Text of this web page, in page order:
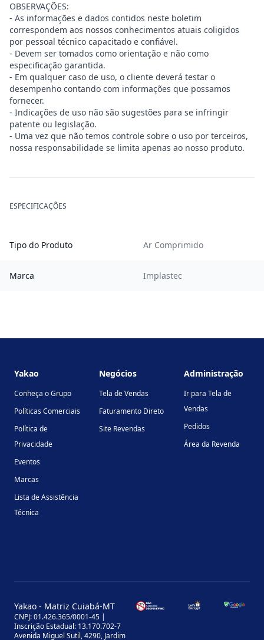
OBSERVAÇÕES:
- As informações e dados contidos neste boletim
correspondem aos nossos conhecimentos atuais coligidos
por pessoal técnico capacitado e confiável.
- Devem ser tomados como orientação e não como
especificação garantida.
- Em qualquer caso de uso, o cliente deverá testar o
desempenho contando com informações que possamos
fornecer.
- Indicações de uso não são sugestões para se infringir
patente ou legislação.
- Uma vez que não temos controle sobre o uso por terceiros,
nossa responsabilidade se limita apenas ao nosso produto.
ESPECIFICAÇÕES
Tipo do Produto Ar Comprimido
Marca Implastec
Yakao
Conheça o Grupo
Políticas Comerciais
Política de
Privacidade
Eventos
Marcas
Lista de Assistência
Técnica
Negócios
Tela de Vendas
Faturamento Direto
Site Revendas
Administração
Ir para Tela de
Vendas
Pedidos
Área da Revenda
Yakao - Matriz Cuiabá-MT
CNPJ: 01.426.365/0001-45 |
Inscrição Estadual: 13.170.702-7
Avenida Miguel Sutil, 4290, Jardim